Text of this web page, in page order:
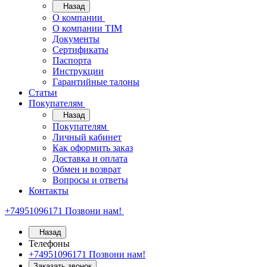
Назад
О компании
О компании TIM
Документы
Сертификаты
Паспорта
Инструкции
Гарантийные талоны
Статьи
Покупателям
Назад
Покупателям
Личный кабинет
Как оформить заказ
Доставка и оплата
Обмен и возврат
Вопросы и ответы
Контакты
+74951096171 Позвони нам!
Назад
Телефоны
+74951096171 Позвони нам!